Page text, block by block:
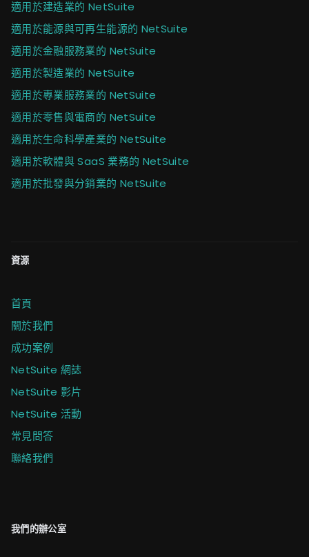
適用於建造業的 NetSuite
適用於能源與可再生能源的 NetSuite
適用於金融服務業的 NetSuite
適用於製造業的 NetSuite
適用於專業服務業的 NetSuite
適用於零售與電商的 NetSuite
適用於生命科學產業的 NetSuite
適用於軟體與 SaaS 業務的 NetSuite
適用於批發與分銷業的 NetSuite
資源
首頁
關於我們
成功案例
NetSuite 網誌
NetSuite 影片
NetSuite 活動
常見問答
聯絡我們
我們的辦公室